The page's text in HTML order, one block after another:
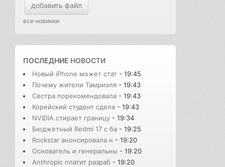
добавить файл
все новинки
ПОСЛЕДНИЕ НОВОСТИ
Новый iPhone может стат - 19:45
Почему жители Тамриэля - 19:43
Сестра порекомендовала - 19:43
Корейский студент сдела - 19:43
NVIDIA стирает границу - 19:34
Бюджетный Redmi 17 с ба - 19:25
Rockstar анонсировала н - 19:20
Основатель и генеральны - 19:20
Anthropic платит разраб - 19:20